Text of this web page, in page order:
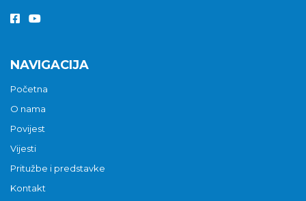
NAVIGACIJA
Početna
O nama
Povijest
Vijesti
Pritužbe i predstavke
Kontakt